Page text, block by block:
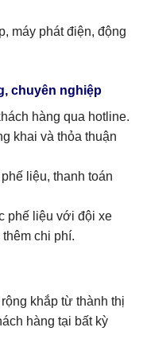
máy phát điện, động
chuyên nghiệp
hàng qua hotline.
khai và thỏa thuận
liệu, thanh toán
phế liệu với đội xe
chi phí.
khắp từ thành thị
hàng tại bất kỳ